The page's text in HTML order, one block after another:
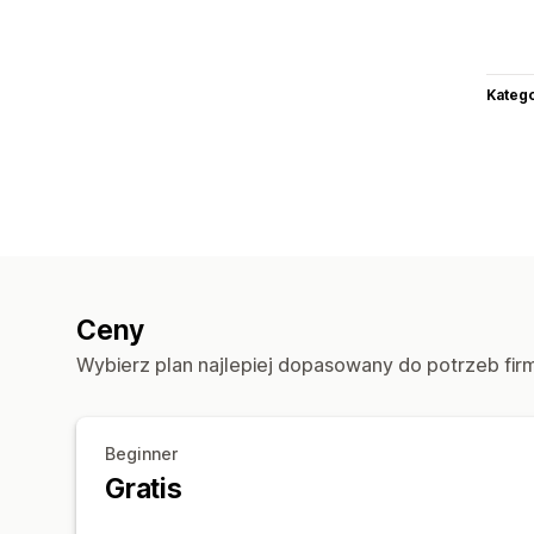
Ceny
Wybierz plan najlepiej dopasowany do potrzeb
Beginner
Gratis